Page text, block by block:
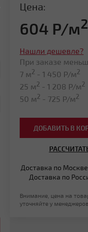
Цена:
604 Р/м2
Нашли дешевле?
При заказе
7 м2 - 1 450 Р/м2
25 м2 - 1 208 Р/м2
50 м2 - 725 Р/м2
ДОБАВИТЬ В
Доставка по
Доставка по
Внимание, цена на
уточняйте у